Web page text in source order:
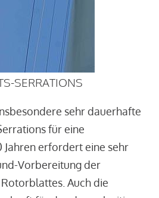
SERRATIONS
sehr dauerhafte
für eine
Jahren erfordert eine sehr
Vorbereitung der
Auch die